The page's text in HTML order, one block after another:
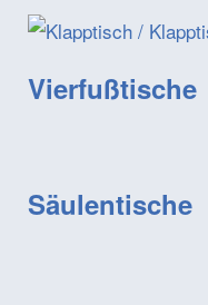
Vierfußtische
Säulentische